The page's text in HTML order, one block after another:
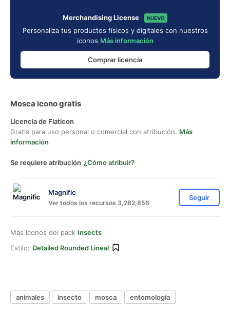
Merchandising License NUEVO
Personaliza tus productos físicos y digitales con nuestros
iconos Más información
Comprar licencia
Mosca icono gratis
Licencia de Flaticon
Gratis para uso personal o comercial con atribución. Más
información
Se requiere atribución ¿Cómo atribuir?
Magnific
Ver todos los recursos 3,282,856
Seguir
Más iconos del pack Insects
Estilo: Detailed Rounded Lineal
animales insecto mosca entomología